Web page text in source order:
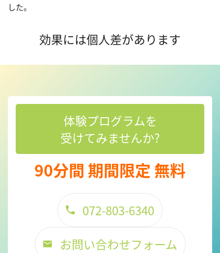
した。
効果には個人差があります
体験プログラムを
受けてみませんか?
90分間 期間限定 無料
072-803-6340
お問い合わせフォーム